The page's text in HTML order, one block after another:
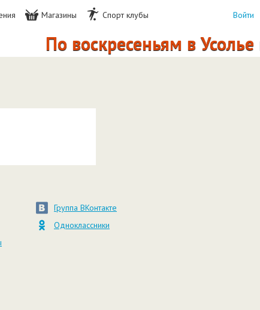
Магазины Спорт клубы
По воскресеньям в
Войти
Группа ВКонтакте
Одноклассники